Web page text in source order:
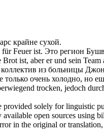
крайне сухой.
Feuer ist. Это регион
Brot ist, aber er und sein
из больницы
только очень холодно, но
trocken, jedoch
solely for linguistic
open sources using
in the original or